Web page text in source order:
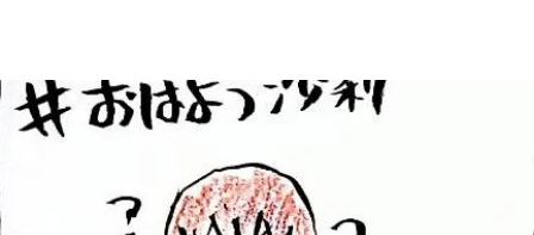
トピックス
TBS Podcast
お知らせ
イベント・グッズ
YouTube
会社情報